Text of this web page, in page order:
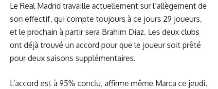
Le Real Madrid travaille actuellement sur l’allègement de
son effectif, qui compte toujours à ce jours 29 joueurs,
et le prochain à partir sera Brahim Diaz. Les deux clubs
ont déjà trouvé un accord pour que le joueur soit prêté
pour deux saisons supplémentaires.
L’accord est à 95% conclu, affirme même Marca ce jeudi.